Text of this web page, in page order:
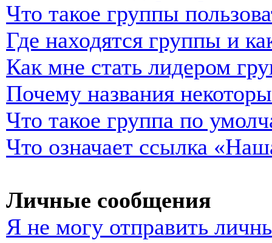
Что такое группы
Где находятся группы и
Как мне стать лидером
Почему названия
Что такое группа по
Что означает ссылка
Личные сообщения
Я не могу отправить